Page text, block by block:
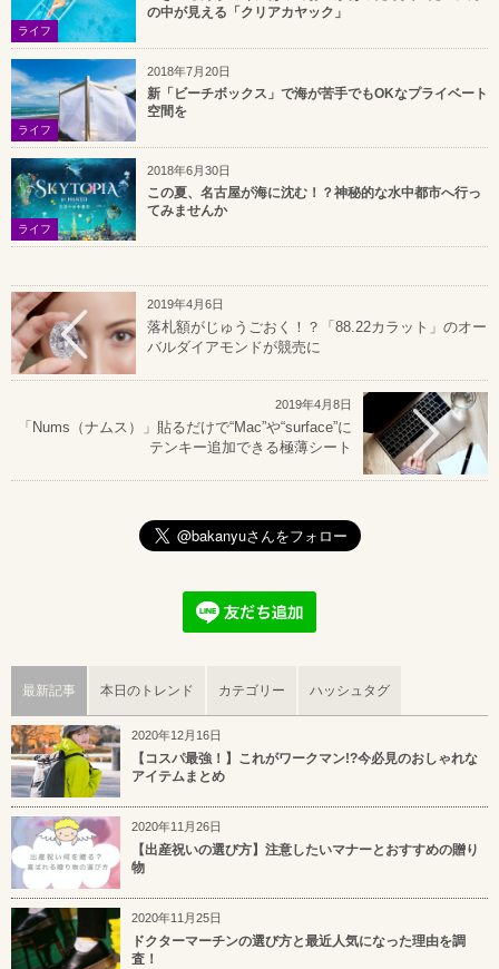
ライフ
の中が見える「クリアカヤック」
2018年7月20日
ライフ
新「ビーチボックス」で海が苦手でもOKなプライベート
空間を
2018年6月30日
ライフ
この夏、名古屋が海に沈む！？神秘的な水中都市へ行っ
てみませんか
2019年4月6日
落札額がじゅうごおく！？「88.22カラット」のオー
バルダイアモンドが競売に
2019年4月8日
「Nums（ナムス）」貼るだけで“Mac”や“surface”に
テンキー追加できる極薄シート
最新記事 本日のトレンド カテゴリー ハッシュタグ
2020年12月16日
【コスパ最強！】これがワークマン!?今必見のおしゃれな
アイテムまとめ
2020年11月26日
【出産祝いの選び方】注意したいマナーとおすすめの贈り
物
2020年11月25日
ドクターマーチンの選び方と最近人気になった理由を調
査！